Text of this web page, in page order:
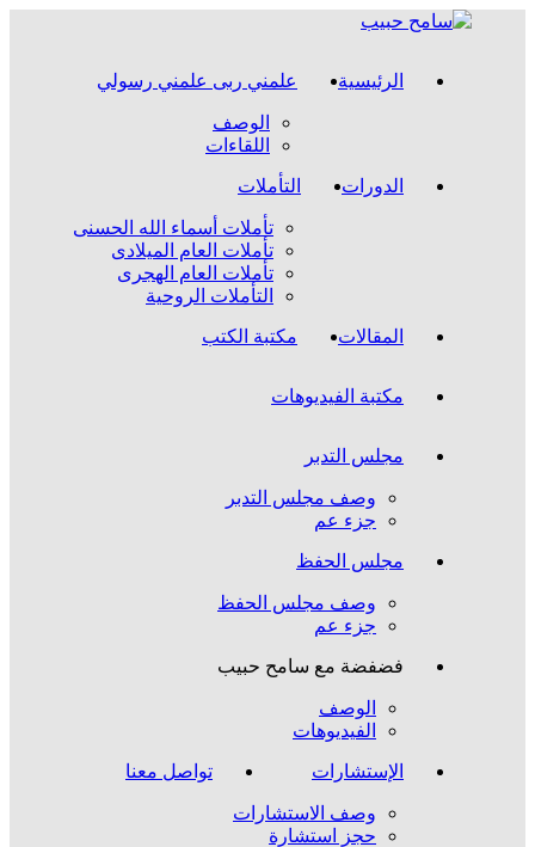
الرئيسية
علمني ربى علمني رسولي
الوصف
اللقاءات
الدورات
التأملات
تأملات أسماء الله الحسنى
تأملات العام الميلادى
تأملات العام الهجرى
التأملات الروحية
المقالات
مكتبة الكتب
مكتبة الفيديوهات
مجلس التدبر
وصف مجلس التدبر
جزء عم
مجلس الحفظ
وصف مجلس الحفظ
جزء عم
فضفضة مع سامح حبيب
الوصف
الفيديوهات
الإستشارات
وصف الاستشارات
حجز استشارة
تواصل معنا